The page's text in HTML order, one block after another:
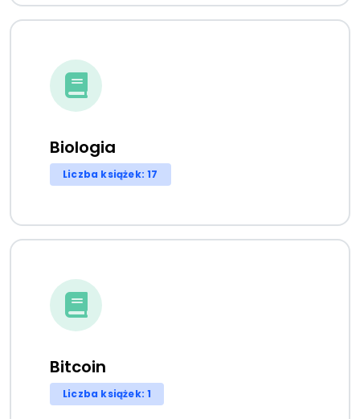
Biologia
Liczba książek: 17
Bitcoin
Liczba książek: 1